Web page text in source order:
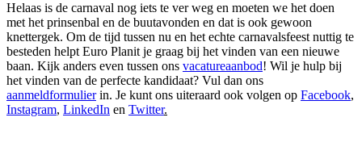
Helaas is de carnaval nog iets te ver weg en moeten we het doen
met het prinsenbal en de buutavonden en dat is ook gewoon
knettergek. Om de tijd tussen nu en het echte carnavalsfeest nuttig te
besteden helpt Euro Planit je graag bij het vinden van een nieuwe
baan. Kijk anders even tussen ons vacatureaanbod! Wil je hulp bij
het vinden van de perfecte kandidaat? Vul dan ons
aanmeldformulierin. Je kunt ons uiteraard ook volgen op Facebook,
Instagram, LinkedIn en Twitter.